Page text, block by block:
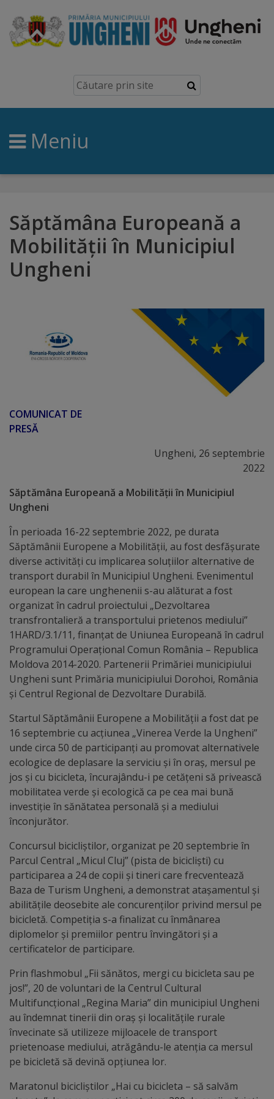
Ungheni
Prezentare
generală
Simbolurile
brand
Orașe
înfrățite
Cetățeni
de
Deținători
pentru
Diplome
de
Excelență
Ungheniul
turistic
Obiective
turistice
Sculpturi
(harta
sculpturilor)
Monumente
Personalități
marcante
Sportivi
de
Orașul
în
imagini
Galerie
video
Meniu
Săptămâna Europeană a
Mobilităţii în Municipiul
Ungheni
COMUNICAT DE
PRESĂ
Ungheni, 26 septembrie
2022
Săptămâna Europeană a Mobilităţiiîn Municipiul
Ungheni
În perioada 16-22 septembrie 2022, pe durata
Săptămânii Europene a Mobilităţii, au fost desfășurate
diverse activități cu implicarea soluțiilor alternative de
transport durabil în Municipiul Ungheni. Evenimentul
european la care unghenenii s-au alăturat a fost
organizat în cadrul proiectului „Dezvoltarea
transfrontalieră a transportului prietenos mediului”
1HARD/3.1/11, finanțat de Uniunea Europeană în cadrul
Programului Operațional Comun România – Republica
Moldova 2014-2020. Partenerii Primăriei municipiului
Ungheni sunt Primăria municipiului Dorohoi, România
și Centrul Regional de Dezvoltare Durabilă.
Startul Săptămânii Europene a Mobilităţii a fost dat pe
16 septembrie cu acțiunea „Vinerea Verde la Ungheni”
unde circa 50 de participanți au promovat alternativele
ecologice de deplasare la serviciu și în oraş, mersul pe
jos și cu bicicleta, încurajându-i pe cetățeni să privească
mobilitatea verde și ecologică ca pe cea mai bună
investiție în sănătatea personală și a mediului
înconjurător.
Concursul bicicliștilor, organizat pe 20 septembrie în
Parcul Central „Micul Cluj” (pista de bicicliști) cu
participarea a 24 de copii și tineri care frecventează
Baza de Turism Ungheni, a demonstrat atașamentul și
abilitățile deosebite ale concurenților privind mersul pe
bicicletă. Competiția s-a finalizat cu înmânarea
diplomelor și premiilor pentru învingători și a
certificatelor de participare.
Prin flashmobul „Fii sănătos, mergi cu bicicleta sau pe
jos!”, 20 de voluntari de la Centrul Cultural
Multifuncțional „Regina Maria” din municipiul Ungheni
au îndemnat tinerii din oraș și localitățile rurale
învecinate să utilizeze mijloacele de transport
prietenoase mediului, atrăgându-le atenția ca mersul
pe bicicletă să devină opțiunea lor.
Maratonul bicicliștilor „Hai cu bicicleta – să salvăm